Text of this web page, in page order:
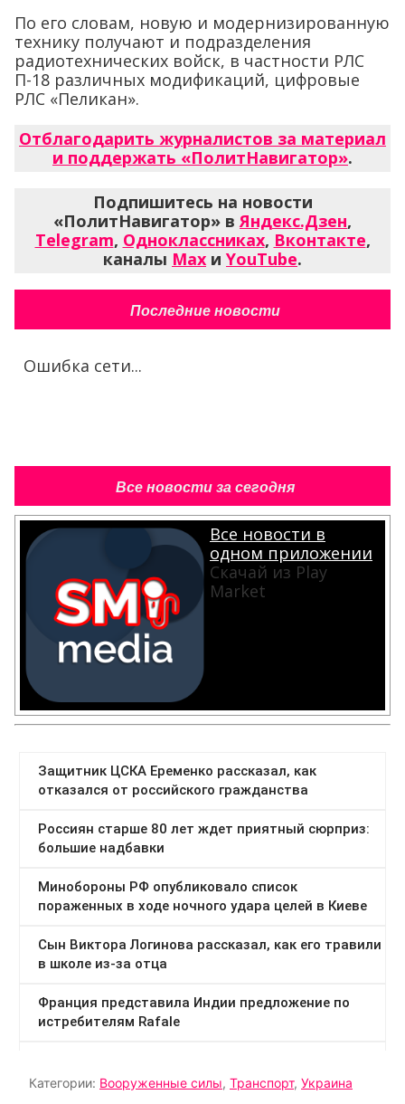
По его словам, новую и модернизированную
технику получают и подразделения
радиотехнических войск, в частности РЛС
П-18 различных модификаций, цифровые
РЛС «Пеликан».
Отблагодарить журналистов за материал
и поддержать «ПолитНавигатор».
Подпишитесь на новости
«ПолитНавигатор» вЯндекс.Дзен,
Telegram, Одноклассниках, Вконтакте,
каналы Max и YouTube.
Последние новости
Ошибка сети...
Все новости за сегодня
Все новости в
одном приложении
Скачай из Play
Market
Категории: Вооруженные силы, Транспорт, Украина